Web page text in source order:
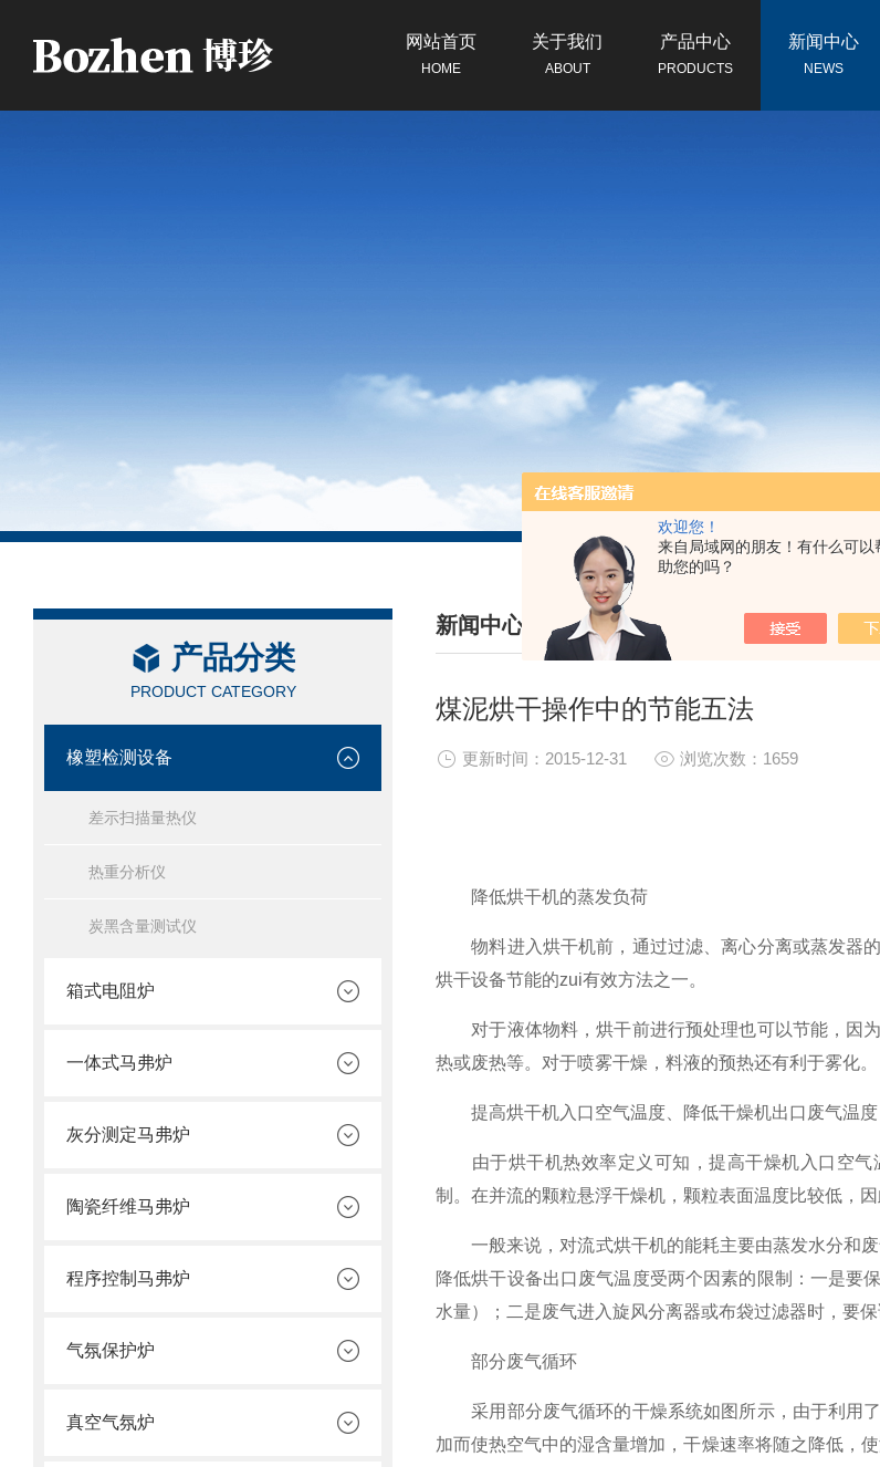
欢迎您！
来自局域网的朋友！有什么可以
助您的吗？
网站首页
HOME
关于我们
ABOUT
产品中心
PRODUCTS
新闻中心
NEWS
产品分类
PRODUCT CATEGORY
橡塑检测设备
差示扫描量热仪
热重分析仪
炭黑含量测试仪
箱式电阻炉
一体式马弗炉
灰分测定马弗炉
陶瓷纤维马弗炉
程序控制马弗炉
气氛保护炉
真空气氛炉
新闻中心
/ NEWS CENTER
煤泥烘干操作中的节能五法
更新时间：2015-12-31 浏览次数：1659
降低烘干机的蒸发负荷
物料进入烘干机前，通过过滤、离心分离或蒸发器的
烘干设备节能的zui有效方法之一。
对于液体物料，烘干前进行预处理也可以节能，因为
热或废热等。对于喷雾干燥，料液的预热还有利于雾化。
提高烘干机入口空气温度、降低干燥机出口废气温度
由于烘干机热效率定义可知，提高干燥机入口空气
制。在并流的颗粒悬浮干燥机，颗粒表面温度比较低，
一般来说，对流式烘干机的能耗主要由蒸发水分和废
降低烘干设备出口废气温度受两个因素的限制：一是要
水量）；二是废气进入旋风分离器或布袋过滤器时，要
部分废气循环
采用部分废气循环的干燥系统如图所示，由于利用了
加而使热空气中的湿含量增加，干燥速率将随之降低，